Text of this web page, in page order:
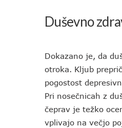
Duševno
Dokazano je, da
otroka. Kljub
pogostost
Pri nosečnicah z
čeprav je težko
vplivajo na večjo